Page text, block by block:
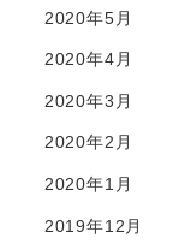
2020年5月
2020年4月
2020年3月
2020年2月
2020年1月
2019年12月